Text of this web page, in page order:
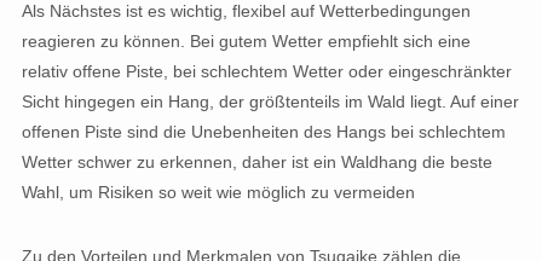
Als Nächstes ist es wichtig, flexibel auf Wetterbedingungen
reagieren zu können. Bei gutem Wetter empfiehlt sich eine
relativ offene Piste, bei schlechtem Wetter oder eingeschränkter
Sicht hingegen ein Hang, der größtenteils im Wald liegt. Auf einer
offenen Piste sind die Unebenheiten des Hangs bei schlechtem
Wetter schwer zu erkennen, daher ist ein Waldhang die beste
Wahl, um Risiken so weit wie möglich zu vermeiden
Zu den Vorteilen und Merkmalen von Tsugaike zählen die